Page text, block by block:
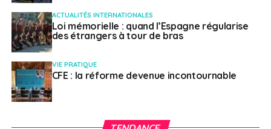
ACTUALITÉS INTERNATIONALES
Loi mémorielle : quand l’Espagne régularise
des étrangers à tour de bras
VIE PRATIQUE
CFE : la réforme devenue incontournable